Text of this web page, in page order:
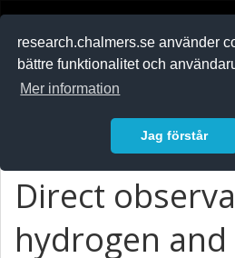
research.chalmers.se använder
bättre funktionalitet och
Mer information
Jag förstår
Direct
hydrogen and